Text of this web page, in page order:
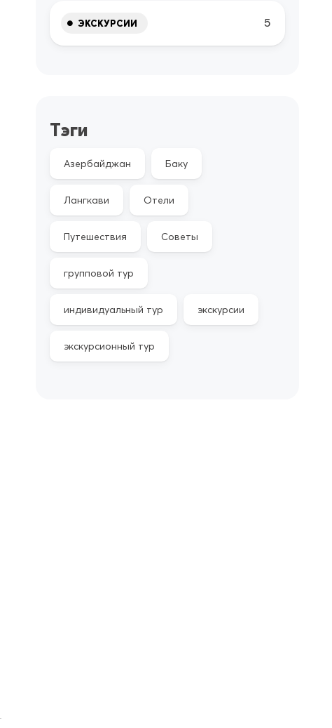
ЭКСКУРСИИ 5
Тэги
Азербайджан Баку
Лангкави Отели
Путешествия Советы
групповой тур
индивидуальный тур экскурсии
экскурсионный тур